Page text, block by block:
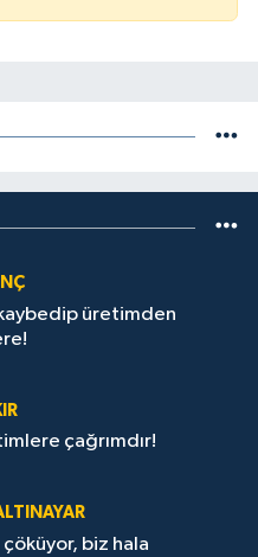
üretimden
çağrımdır!
biz hala